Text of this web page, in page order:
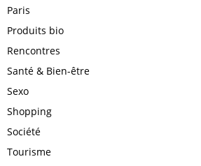
Paris
Produits bio
Rencontres
Santé & Bien-être
Sexo
Shopping
Société
Tourisme